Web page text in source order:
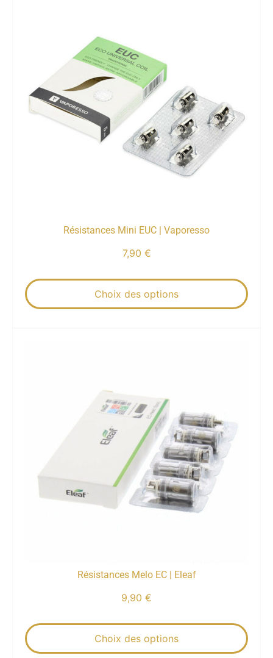
Résistances Mini EUC | Vaporesso
7,90 €
Choix des options
Résistances Melo EC | Eleaf
9,90 €
Choix des options